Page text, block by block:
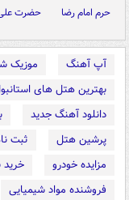
حرم امام رضا
حضرت
آپ آهنگ موزیک
بهترین هتل های
دانلود آهنگ جدید
پرشین هتل
ثبت
مزایده خودرو
خرید
فروشنده مواد شیمیایی